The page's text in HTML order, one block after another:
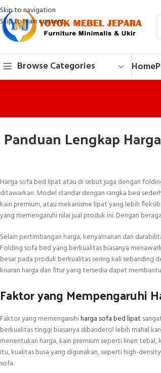
Skip to navigation
Skip to main content
Browse Categories Home
Panduan Lengkap
Harga sofa bed lipat atau di sebut juga dengan
ditawarkan. Model standar dengan rangka besi
kain premium, atau mekanisme lipat yang lebih
yang memengaruhi nilai jual produk ini. Dengan
Selain pertimbangan harga, kenyamanan dan
Folding sofa bed yang berkualitas biasanya
besar pada produk berkualitas sering kali sebanding
kisaran harga dan fitur yang tersedia dapat
Faktor yang Mempengaruhi
Faktor yang memengaruhiharga sofa bed lipat
berkualitas tinggi biasanya dibanderol lebih mahal
menentukan harga, kain premium seperti linen
itu, kualitas busa yang digunakan, seperti high-
sofa.